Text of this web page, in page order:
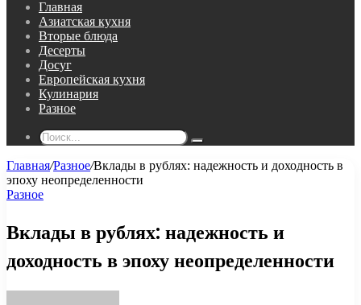
Главная
Азиатская кухня
Вторые блюда
Десерты
Досуг
Европейская кухня
Кулинария
Разное
Поиск...
Главная/Разное/Вклады в рублях: надежность и доходность в
эпоху неопределенности
Разное
Вклады в рублях: надежность и
доходность в эпоху неопределенности